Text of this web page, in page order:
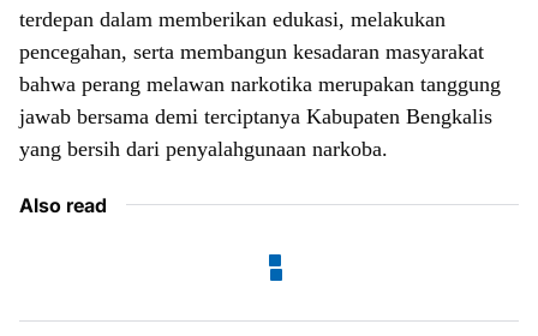
terdepan dalam memberikan edukasi, melakukan
pencegahan, serta membangun kesadaran masyarakat
bahwa perang melawan narkotika merupakan tanggung
jawab bersama demi terciptanya Kabupaten Bengkalis
yang bersih dari penyalahgunaan narkoba.
Also read